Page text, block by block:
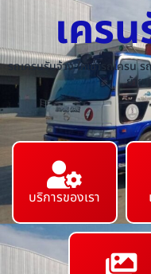
เคร
รถเครนรับจ้าง ให้เช่ารถเครน
ย้าย
บริการของเรา